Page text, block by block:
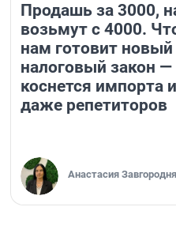
Продашь за 3000,
возьмут с 4000.
нам готовит новый
налоговый закон —
коснется импорта и
даже репетиторов
Анастасия